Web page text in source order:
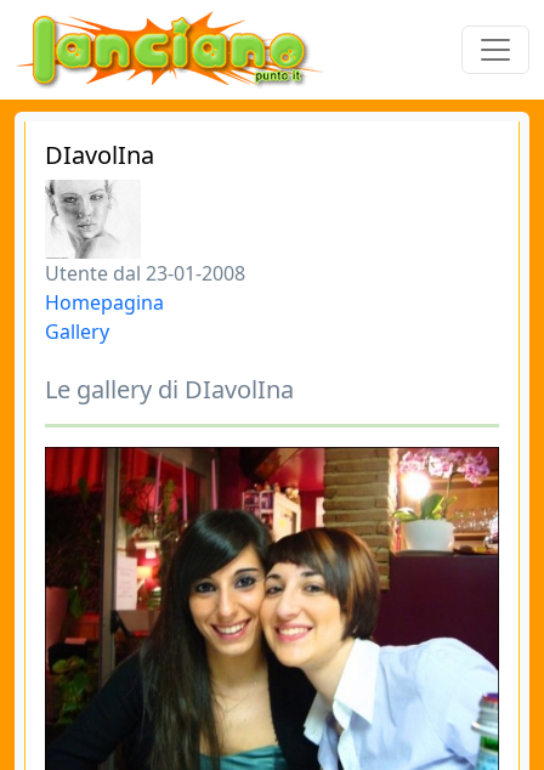
DIavolIna
Utente dal 23-01-2008
Homepagina
Gallery
Le gallery di DIavolIna